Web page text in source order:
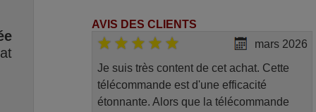
AVIS DES CLIENTS
mars 2026
Je suis très content de cet achat. Cette
télécommande est d'une efficacité
étonnante. Alors que la télécommande